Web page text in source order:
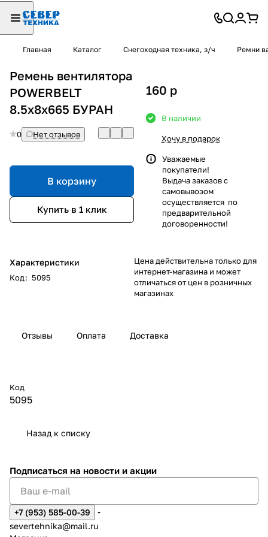
Главная Каталог Снегоходная техника, з/ч Ремни
Ремень вентилятора
POWERBELT
8.5х8х665 БУРАН
0 Нет отзывов
В корзину
Купить в 1 клик
Характеристики
Код: 5095
160 p
В наличии
Хочу в подарок
Уважаемые
покупатели!
Выдача заказов с
самовывозом
осуществляется по
предварительной
договоренности!
Цена действительна только для
интернет-магазина и может
отличаться от цен в розничных
магазинах
Отзывы Оплата Доставка
Код
5095
Назад к списку
Подписаться на новости и акции
+7 (953) 585-00-39
severtehnika@mail.ru